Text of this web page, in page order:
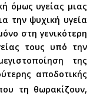
όμως υγείας μιας
την ψυχική υγεία
στη γενικότερη
τους υπό την
της
αποδοτικής
τη θωρακίζουν,